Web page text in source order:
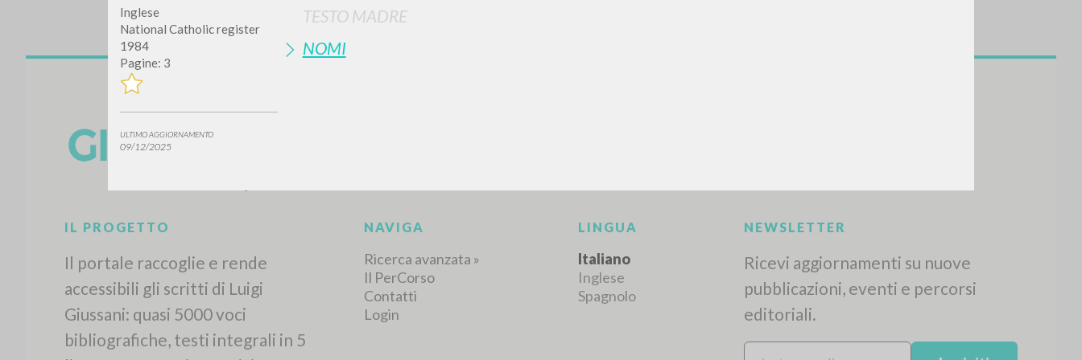
Inglese
National Catholic register
1984
Pagine: 3
ULTIMO AGGIORNAMENTO
09/12/2025
TESTO MADRE
NOMI
IL PROGETTO
Il portale raccoglie e rende
NAVIGA LINGUA NEWSLETTER
Ricevi aggiornamenti su nuove